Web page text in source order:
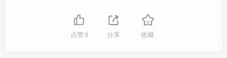
点赞0 分享 收藏